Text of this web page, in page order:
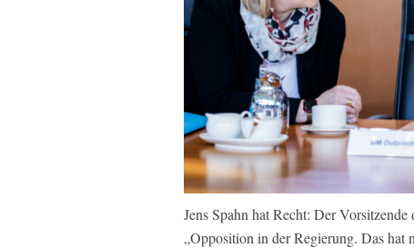
Jens Spahn hat Recht: Der
„Opposition in der Regierung. Das hat